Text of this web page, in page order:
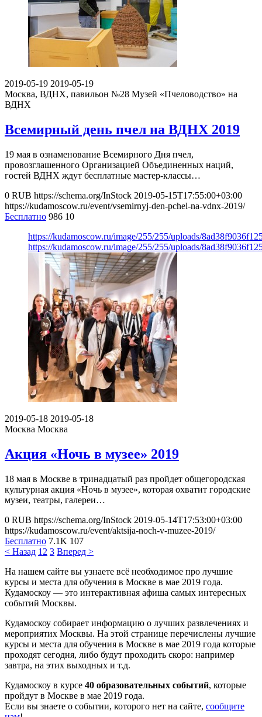
2019-05-19 2019-05-19
Москва, ВДНХ, павильон №28 Музей «Пчеловодство» на
ВДНХ
Всемирный день пчел на ВДНХ 2019
19 мая в ознаменование Всемирного Дня пчел,
провозглашенного Организацией Объединенных наций,
гостей ВДНХ ждут бесплатные мастер-классы…
0 RUB https://schema.org/InStock 2019-05-15T17:55:00+03:00
https://kudamoscow.ru/event/vsemirnyj-den-pchel-na-vdnx-2019/
Бесплатно 986 10
https://kudamoscow.ru/image/255/255/uploads/
https://kudamoscow.ru/image/255/255/uploads/
2019-05-18 2019-05-18
Москва Москва
Акция «Ночь в музее» 2019
18 мая в Москве в тринадцатый раз пройдет общегородская
культурная акция «Ночь в музее», которая охватит городские
музеи, театры, галереи…
0 RUB https://schema.org/InStock 2019-05-14T17:53:00+03:00
https://kudamoscow.ru/event/aktsija-noch-v-muzee-2019/
Бесплатно 7.1K 107
< Назад 1 2 3 Вперед >
На нашем сайте вы узнаете всё необходимое про лучшие
курсы и места для обучения в Москве в мае 2019 года.
Кудамоскоу — это интерактивная афиша самых интересных
событий Москвы.
Кудамоскоу собирает информацию о лучших развлечениях и
мероприятих Москвы. На этой странице перечислены лучшие
курсы и места для обучения в Москве в мае 2019 года которые
проходят сегодня, либо будут проходить скоро: например
завтра, на этих выходных и т.д.
Кудамоскоу в курсе 40 образовательных событий, которые
пройдут в Москве в мае 2019 года.
Если вы знаете о событии, которого нет на сайте, сообщите